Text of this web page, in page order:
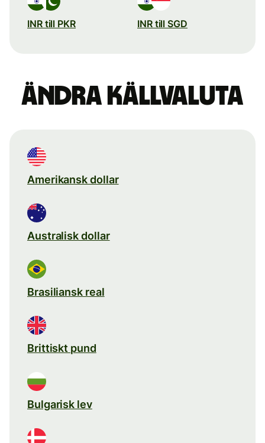
INR till PKR INR till SGD
Ändra källvaluta
Amerikansk dollar
Australisk dollar
Brasiliansk real
Brittiskt pund
Bulgarisk lev